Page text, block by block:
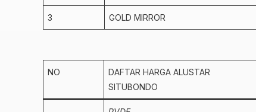
3 GOLD MIRROR
NO
DAFTAR HARGA ALUSTAR
SITUBONDO